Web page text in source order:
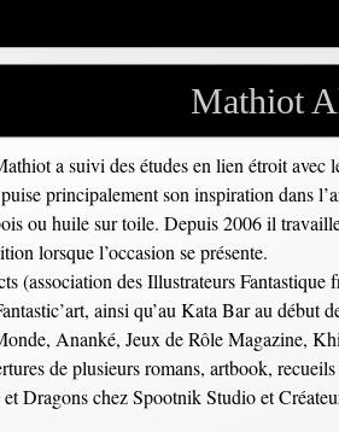
Mathiot
a suivi des études en lien étroit avec
principalement son inspiration dans
ou huile sur toile. Depuis 2006 il
lorsque l’occasion se présente.
(association des Illustrateurs
ainsi qu’au Kata Bar au début
Ananké, Jeux de Rôle Magazine,
de plusieurs romans, artbook,
Dragons chez Spootnik Studio et